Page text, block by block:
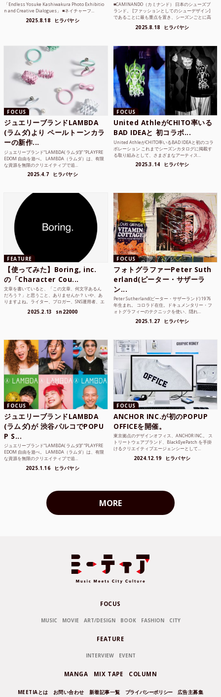
「Endless Yosuke Kashiwakura Photo Exhibitio
n and Creative Dialogues」 ■ネイチャーフ...
2025.8.18 ヒラバヤシ
■CAMINANDO（カミナンド） 日本のシューズブ
ランド。 [ファッションとしてのシューデザイン]
であることに最も重点を置き、シーズンごとに高
2025.8.18 ヒラバヤシ
FOCUS
ジュエリーブランドLAMBDA
(ラムダ)より ペールトーンカラ
ーの新作...
ジュエリーブランド“LAMBDA( ラムダ))” “PLAYFRE
EDOM 自由を遊べ。 LAMBDA（ラムダ）は、有限
な資源を無限のクリエイティブで追...
2025.4.7 ヒラバヤシ
FOCUS
United AthleがCHITO率いる
BAD IDEAと 初コラボ...
United AthleがCHITO率いるBAD IDEAと初のコラ
ボレーション これまでシーズンカタログに掲載す
る取り組みとして、さまざまなアーティス...
2025.3.14 ヒラバヤシ
FEATURE
【使ってみた】Boring, inc.
の「Character Cou...
文章を書いていると、「この文章、何文字あるん
だろう？」と思うこと、ありませんか？ いや、あ
りますよね。ライター、ブロガー、SNS運用者、エ
2025.2.13 sn22000
FOCUS
フォトグラファーPeter Suth
erland(ピーター・サザーラ
ン...
Peter Sutherland(ピーター・サザーランド) 1976
年生まれ。 コロラド在住。ドキュメンタリー・フ
ォトグラフィーのテクニックを使い、隠れ...
2025.1.27 ヒラバヤシ
FOCUS
ジュエリーブランドLAMBDA
(ラムダ)が 渋谷パルコでPOPU
P S...
ジュエリーブランド“LAMBDA( ラムダ))” “PLAYFRE
EDOM 自由を遊べ。 LAMBDA（ラムダ）は、有限
な資源を無限のクリエイティブで追...
2025.1.16 ヒラバヤシ
FOCUS
ANCHOR INC.が初のPOPUP
OFFICEを開催。
東京拠点のデザインオフィス、ANCHOR INC.。 ス
トリートウェアブランド、BlackEyePatch を手掛
けるクリエイティブエージェンシーとして...
2024.12.19 ヒラバヤシ
MORE
FOCUS
MUSIC MOVIE ART/DESIGN BOOK FASHION CITY
FEATURE
INTERVIEW EVENT
MANGA MIX TAPE COLUMN
MEETIAとは お問い合わせ 新着記事一覧 プライバシーポリシー 広告主募集